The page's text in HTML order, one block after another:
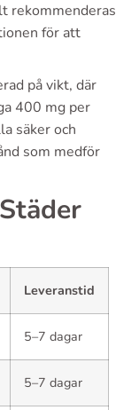
rekommenderas
för att
på vikt, där
400 mg per
säker och
som medför
Leveranstid
5–7 dagar
5–7 dagar